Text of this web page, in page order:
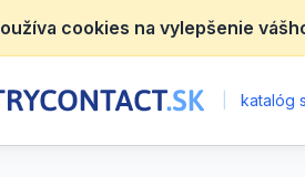
cookies na vylepšenie
katalóg